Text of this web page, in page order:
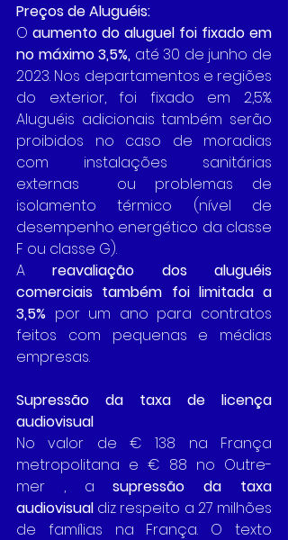
Preços de Aluguéis:
O aumento do aluguel foi fixado em
no máximo 3,5%, até 30 de junho de
2023. Nos departamentos e regiões
do exterior, foi fixado em 2,5%.
Aluguéis adicionais também serão
proibidos no caso de moradias
com instalações sanitárias
externas  ou problemas de
isolamento térmico (nível de
desempenho energético da classe
F ou classe G).
A reavaliação dos aluguéis
comerciais também foi limitada a
3,5% por um ano para contratos
feitos com pequenas e médias
empresas.
Supressão da taxa de licença
audiovisual
No valor de € 138 na França
metropolitana e € 88 no Outre-
mer , a supressão da taxa
audiovisual diz respeito a 27 milhões
de famílias na França. O texto